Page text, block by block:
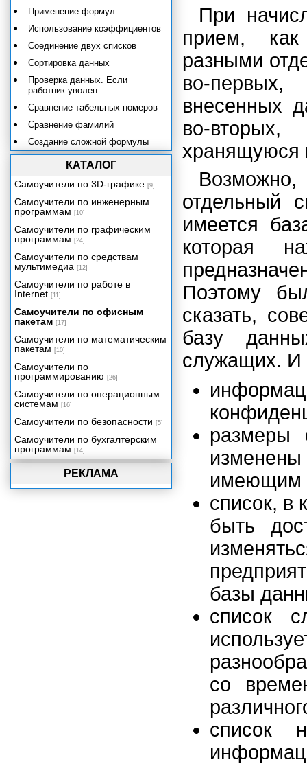
При
прием, как
разными
во-первых,
внесенных
во-
хранящуюся
Возможно,
отдельный
имеется
которая
Поэтому
сказать,
базу
служащих. И
размеры
имеющим
список, в
быть
базы
список
со
список
РЕКЛАМА
Применение формул
Использование коэффициентов
Соединение двух списков
Сортировка данных
Проверка данных. Если
работник уволен.
Сравнение табельных номеров
Сравнение фамилий
Создание сложной формулы
методом вложения
Расчет премии за выслугу лет.
Ввод условий для начисления
премии.
Определение полного
количества лет работы на
предприятии
Расчет суммы премии. Скрытие
столбцов.
Формирование приказа о премии
за выслугу лет
Составление перечней
Написание числовых данных
прописью
Электронный табель учета
рабочего времени
Учет и налогообложение доходов
физических лиц
Учет доходов и расходов в быту и
бизнесе
Функции рабочего листа
КАТАЛОГ
Самоучители по 3D-графике [9]
Самоучители по инженерным
программам [10]
Самоучители по графическим
программам [24]
Самоучители по средствам
мультимедиа [12]
Самоучители по работе в
Internet [11]
Самоучители по офисным
пакетам [17]
Самоучители по математическим
пакетам [10]
Самоучители по
программированию [26]
Самоучители по операционным
системам [16]
Самоучители по безопасности [5]
Самоучители по бухгалтерским
программам [14]